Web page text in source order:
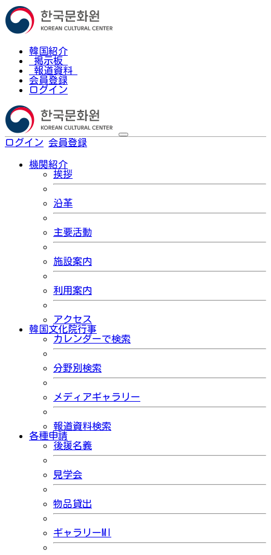
韓国紹介
掲示板
報道資料
会員登録
ログイン
ログイン 会員登録
機関紹介
挨拶
沿革
主要活動
施設案内
利用案内
アクセス
韓国文化院行事
カレンダーで検索
分野別検索
メディアギャラリー
報道資料検索
各種申請
後援名義
見学会
物品貸出
ギャラリーMI